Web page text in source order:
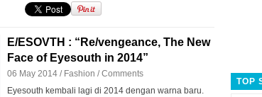
E/ESOVTH : “Re/vengeance, The New
Face of Eyesouth in 2014”
06 May 2014 / Fashion /Comments
Eyesouth kembali lagi di 2014 dengan warna baru.
TOP